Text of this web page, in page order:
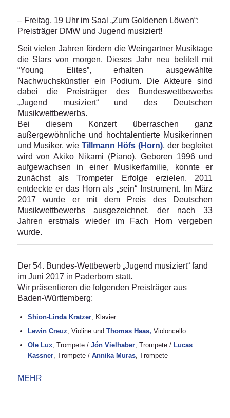
– Freitag, 19 Uhr im Saal „Zum Goldenen Löwen“:
Preisträger DMW und Jugend musiziert!
Seit vielen Jahren fördern die Weingartner Musiktage
die Stars von morgen. Dieses Jahr neu betitelt mit
“Young Elites”, erhalten ausgewählte
Nachwuchskünstler ein Podium. Die Akteure sind
dabei die Preisträger des Bundeswettbewerbs
„Jugend musiziert“ und des Deutschen
Musikwettbewerbs.
Bei diesem Konzert überraschen ganz
außergewöhnliche und hochtalentierte Musikerinnen
und Musiker, wie Tillmann Höfs (Horn), der begleitet
wird von Akiko Nikami (Piano). Geboren 1996 und
aufgewachsen in einer Musikerfamilie, konnte er
zunächst als Trompeter Erfolge erzielen. 2011
entdeckte er das Horn als „sein“ Instrument. Im März
2017 wurde er mit dem Preis des Deutschen
Musikwettbewerbs ausgezeichnet, der nach 33
Jahren erstmals wieder im Fach Horn vergeben
wurde.
Der 54. Bundes-Wettbewerb „Jugend musiziert“ fand
im Juni 2017 in Paderborn statt.
Wir präsentieren die folgenden Preisträger aus
Baden-Württemberg:
Shion-Linda Kratzer, Klavier
Lewin Creuz, Violine und Thomas Haas, Violoncello
Ole Lux, Trompete / Jón Vielhaber, Trompete / Lucas
Kassner, Trompete / Annika Muras, Trompete
MEHR